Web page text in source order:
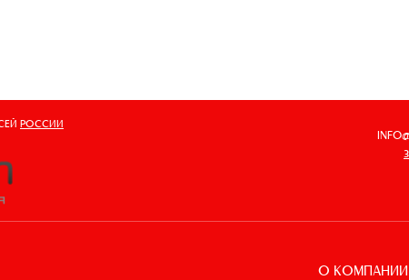
РОССИИ
О КОМПАНИИ